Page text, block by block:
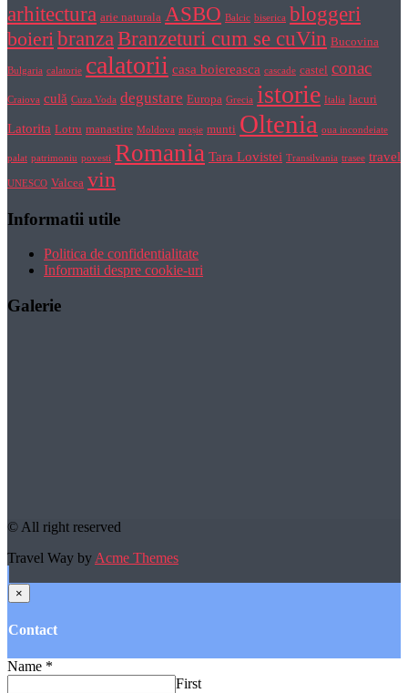
arhitectura arie naturala ASBO Balcic biserica bloggeri
boieribranza Branzeturi cum se cuVin Bucovina
Bulgaria calatorie calatorii casa boiereasca cascade castel conac
Craiova culă Cuza Voda degustare Europa Grecia istorie Italia lacuri
Latorita Lotru manastire Moldova moșie munti Oltenia oua incondeiate
palat patrimoniu povesti Romania Tara Lovistei Transilvania trasee travel
UNESCO Valcea vin
Informatii utile
Politica de confidentialitate
Informatii despre cookie-uri
Galerie
© All right reserved
Travel Way by Acme Themes
×
Contact
Name *
First